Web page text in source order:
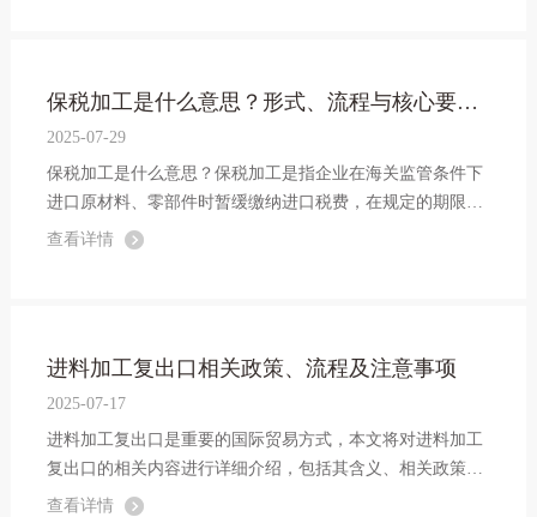
保税加工是什么意思？形式、流程与核心要点全解析
2025-07-29
保税加工是什么意思？保税加工是指企业在海关监管条件下
进口原材料、零部件时暂缓缴纳进口税费，在规定的期限内
将这些材料加工成成品后复运出境的贸易方式。以下是详细
查看详情
进料加工复出口相关政策、流程及注意事项
2025-07-17
进料加工复出口是重要的国际贸易方式，本文将对进料加工
复出口的相关内容进行详细介绍，包括其含义、相关政策、
特点、操作流程及注意事项等，具体如下：
查看详情